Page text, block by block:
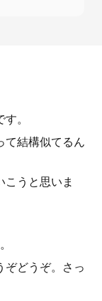
。
て結構似てるん
うと思いま
ぞどうぞ。さっ